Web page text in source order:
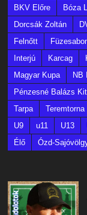
BKV Előre Bóza
Dorcsák Zoltán
Felnőtt
Interjú
Karcag
Magyar Kupa
NB
Pénzesné Balázs
Tarpa
Teremtorna
U9
u11 U13
Élő
Ózd-